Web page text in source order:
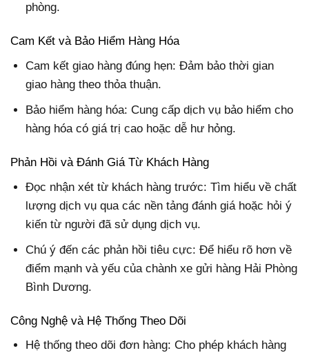
phòng.
Cam Kết và Bảo Hiểm Hàng Hóa
Cam kết giao hàng đúng hẹn: Đảm bảo thời gian
giao hàng theo thỏa thuận.
Bảo hiểm hàng hóa: Cung cấp dịch vụ bảo hiểm cho
hàng hóa có giá trị cao hoặc dễ hư hỏng.
Phản Hồi và Đánh Giá Từ Khách Hàng
Đọc nhận xét từ khách hàng trước: Tìm hiểu về chất
lượng dịch vụ qua các nền tảng đánh giá hoặc hỏi ý
kiến từ người đã sử dụng dịch vụ.
Chú ý đến các phản hồi tiêu cực: Để hiểu rõ hơn về
điểm mạnh và yếu của chành xe gửi hàng Hải Phòng
Bình Dương.
Công Nghệ và Hệ Thống Theo Dõi
Hệ thống theo dõi đơn hàng: Cho phép khách hàng